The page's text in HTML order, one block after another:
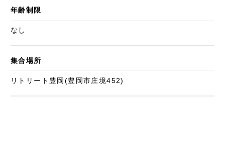
年齢制限
なし
集合場所
リトリート豊岡(豊岡市庄境452)